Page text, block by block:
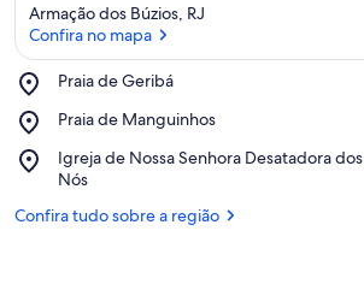
Armação dos Búzios, RJ
Confira no mapa
Praia de Geribá
Place,
de
Praia de Manguinhos
Place,
de
Manguinhos
Igreja de Nossa Senhora Desatadora dos
Nós
Place,
Igreja
Nossa
Confira tudo sobre a região